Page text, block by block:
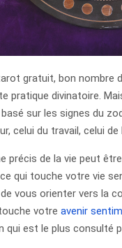
gratuit, bon nombre
pratique divinatoire.
sur les signes du
celui du travail, celui
précis de la vie peut
qui touche votre vie
vous orienter vers la
votre avenir
qui est le plus consulté